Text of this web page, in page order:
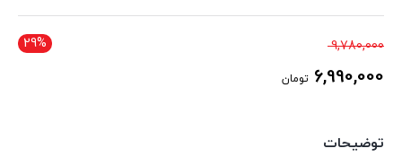
29% 9,780,000قیمت
اصلی
6,990,000 تومان
توضیحات